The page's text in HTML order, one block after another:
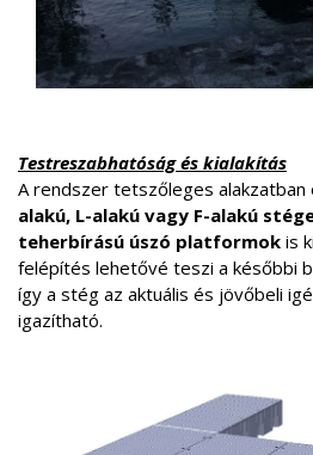
Testreszabhatóság és kialakítás
A rendszer tetszőleges alakzatban
alakú, L-alakú vagy F-alakú
teherbírású úszó platformok is
felépítés lehetővé teszi a későbbi
így a stég az aktuális és jövőbeli
igazítható.